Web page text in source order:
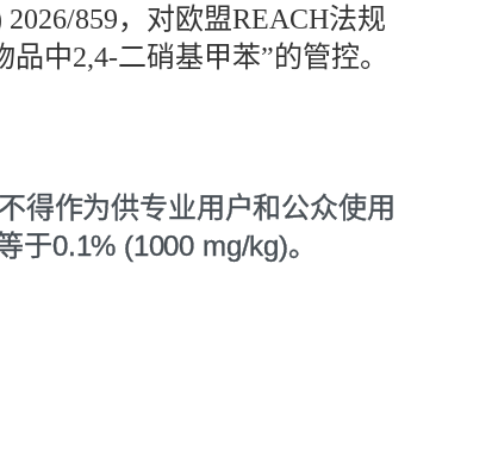
859，对欧盟REACH法规
中2,4-二硝基甲苯”的管控。
得作为供专业用户和公众使用
0.1% (1000 mg/kg)。